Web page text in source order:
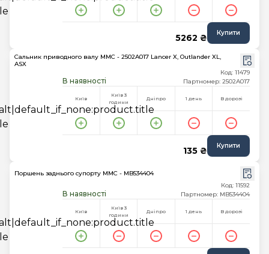
5262 ₴ Купити
Сальник приводного валу MMC - 2502A017 Lancer X, Outlander XL,
ASX
В наявності
Код: 11479
Партномер: 2502A017
Київ
Київ 3
години
Дніпро 1 день В дорозі
135 ₴ Купити
Поршень заднього супорту MMC - MB534404
В наявності
Код: 11592
Партномер: MB534404
Київ
Київ 3
години
Дніпро 1 день В дорозі